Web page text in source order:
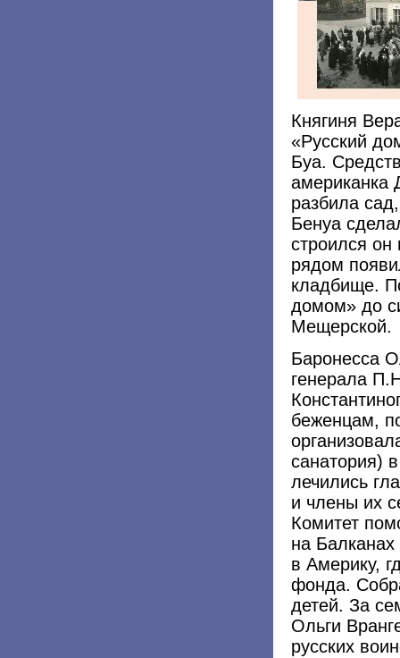
Княгиня
«Русский
Буа.
американка
разбила
Бенуа
строился он
рядом
кладбище.
домом» до
Мещерской.
Баронесса
генерала
беженцам,
санатория)
лечились
и члены их
Комитет
на
в Америку,
фонда.
детей. За
Ольги
русских